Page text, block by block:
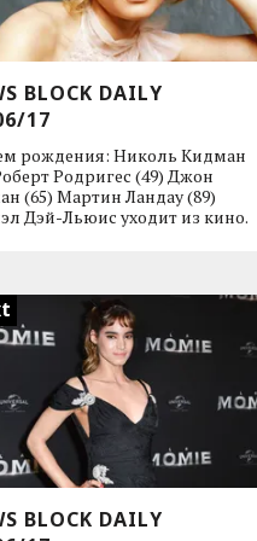
BLOCK DAILY
17
рождения: Николь Кидман
Родригес (49) Джон
(65) Мартин Ландау (89)
Дэй-Льюис уходит из кино.
BLOCK DAILY